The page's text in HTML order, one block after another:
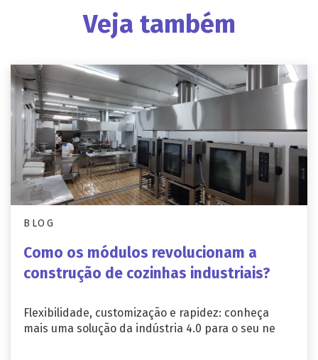
Veja também
BLOG
Como os módulos revolucionam a
construção de cozinhas industriais?
Flexibilidade, customização e rapidez: conheça
mais uma solução da indústria 4.0 para o seu ne